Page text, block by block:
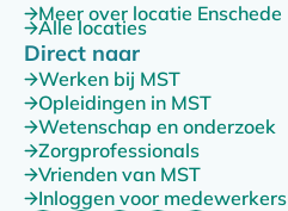
Meer over locatie Enschede
Alle locaties
Direct naar
Werken bij MST
Opleidingen in MST
Wetenschap en onderzoek
Zorgprofessionals
Vrienden van MST
Inloggen voor medewerkers